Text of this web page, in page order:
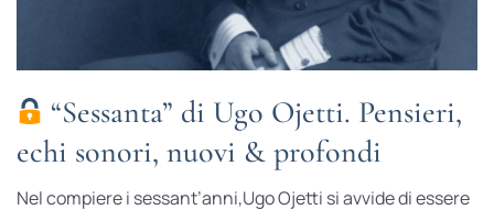
“Sessanta” di Ugo Ojetti. Pensieri,
echi sonori, nuovi & profondi
Nel compiere i sessant’anni,Ugo Ojetti si avvide di essere